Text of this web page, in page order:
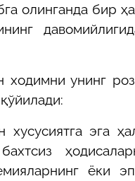
олинганда бир
унинг
хусусиятга эга
ёки